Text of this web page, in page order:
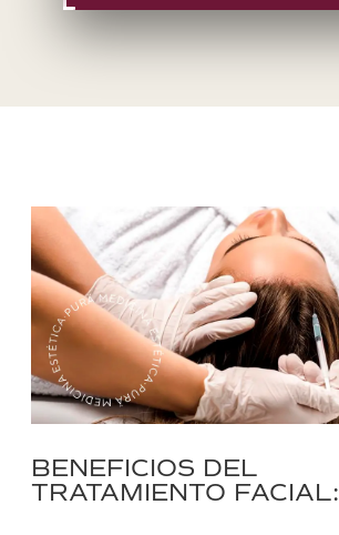
BENEFICIOS DEL
TRATAMIENTO FACIAL: